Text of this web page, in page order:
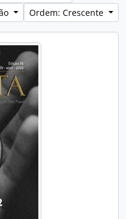
Ordem: Crescente